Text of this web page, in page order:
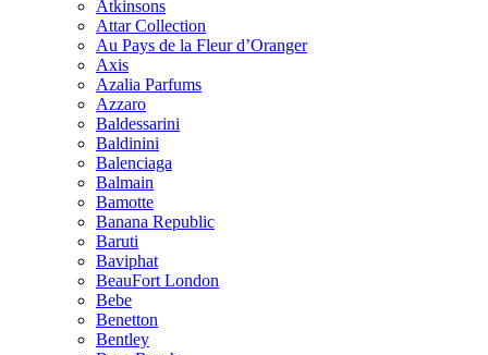
Atkinsons
Attar Collection
Au Pays de la Fleur d’Oranger
Axis
Azalia Parfums
Azzaro
Baldessarini
Baldinini
Balenciaga
Balmain
Bamotte
Banana Republic
Baruti
Baviphat
BeauFort London
Bebe
Benetton
Bentley